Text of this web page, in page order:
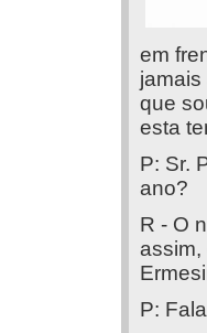
em
que
esta
P: Sr.
ano?
R - O
assim,
P: